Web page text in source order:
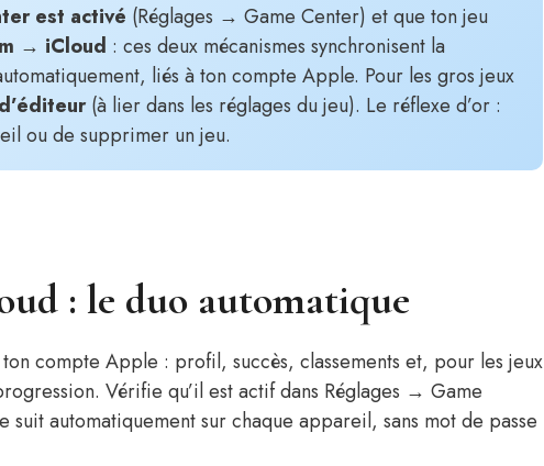
est activé (Réglages → Game Center) et que ton jeu
→ iCloud : ces deux mécanismes synchronisent la
liés à ton compte Apple. Pour les gros jeux
(à lier dans les réglages du jeu). Le réflexe d’or :
ou de supprimer un jeu.
: le duo automatique
compte Apple : profil, succès, classements et, pour les jeux
Vérifie qu’il est actif dans Réglages → Game
automatiquement sur chaque appareil, sans mot de passe